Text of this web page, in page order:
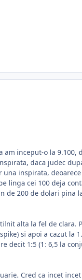
am inceput-o la 9.100,
daca judec
inspirata,
linga cei 100 deja
de 200 de dolari pina
alta la fel de clara.
si apoi a cazut la
decit 1:5 (1: 6,5 la
Cred ca incet